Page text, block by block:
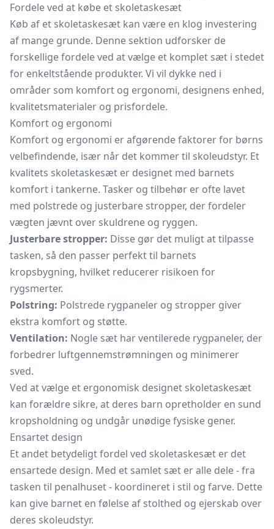
Fordele ved at købe et skoletaskesæt
Køb af et skoletaskesæt kan være en klog investering
af mange grunde. Denne sektion udforsker de
forskellige fordele ved at vælge et komplet sæt i stedet
for enkeltstående produkter. Vi vil dykke ned i
områder som komfort og ergonomi, designens enhed,
kvalitetsmaterialer og prisfordele.
Komfort og ergonomi
Komfort og ergonomi er afgørende faktorer for børns
velbefindende, især når det kommer til skoleudstyr. Et
kvalitets skoletaskesæt er designet med barnets
komfort i tankerne. Tasker og tilbehør er ofte lavet
med polstrede og justerbare stropper, der fordeler
vægten jævnt over skuldrene og ryggen.
Justerbare stropper: Disse gør det muligt at tilpasse
tasken, så den passer perfekt til barnets
kropsbygning, hvilket reducerer risikoen for
rygsmerter.
Polstring: Polstrede rygpaneler og stropper giver
ekstra komfort og støtte.
Ventilation: Nogle sæt har ventilerede rygpaneler, der
forbedrer luftgennemstrømningen og minimerer
sved.
Ved at vælge et ergonomisk designet skoletaskesæt
kan forældre sikre, at deres barn opretholder en sund
kropsholdning og undgår unødige fysiske gener.
Ensartet design
Et andet betydeligt fordel ved skoletaskesæt er det
ensartede design. Med et samlet sæt er alle dele - fra
tasken til penalhuset - koordineret i stil og farve. Dette
kan give barnet en følelse af stolthed og ejerskab over
deres skoleudstyr.